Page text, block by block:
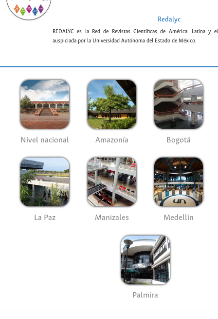
Redalyc
REDALYC es la Red de Revistas Científicas de América. Latina y
auspiciada por la Universidad Autónoma del Estado de México.
Nivel nacional Amazonía Bogotá
La Paz Manizales Medellín
Palmira